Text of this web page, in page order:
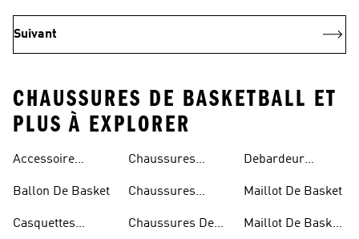
Suivant
CHAUSSURES DE BASKETBALL ET
PLUS À EXPLORER
Accessoire
Ballon De Basket
Casquettes
Chaussures
Femme
Chaussures
Homme
Chaussures De
Debardeur
Maillot De Basket
Maillot De Basket